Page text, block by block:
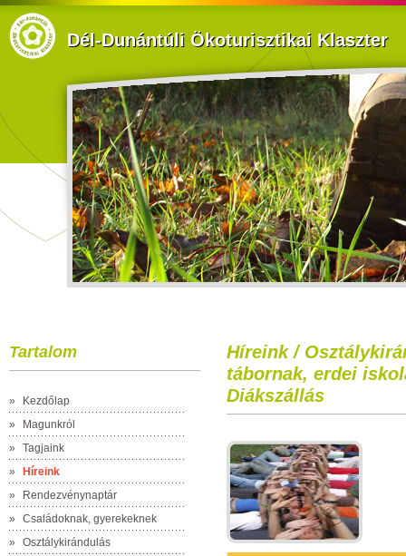
Dél-Dunántúli Ökoturisztikai Klaszter
Tartalom
»
Kezdőlap
»
Magunkról
»
Tagjaink
»
Híreink
»
Rendezvénynaptár
»
Családoknak, gyerekeknek
»
Osztálykirándulás
Híreink /
tábornak, erdei
Diákszállás